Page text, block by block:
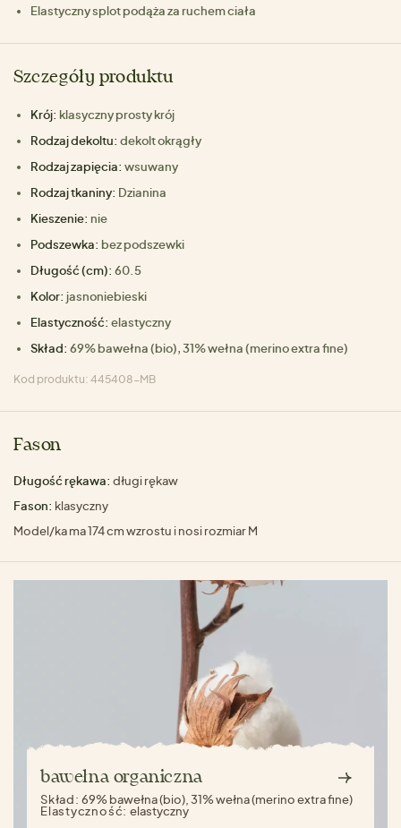
Elastyczny splot podąża za ruchem ciała
Szczegóły produktu
Krój: klasyczny prosty krój
Rodzaj dekoltu: dekolt okrągły
Rodzaj zapięcia: wsuwany
Rodzaj tkaniny: Dzianina
Kieszenie: nie
Podszewka: bez podszewki
Długość (cm): 60.5
Kolor: jasnoniebieski
Elastyczność: elastyczny
Skład: 69% bawełna (bio), 31% wełna (merino extra fine)
Kod produktu: 445408-MB
Fason
Długość rękawa: długi rękaw
Fason: klasyczny
Model/ka ma 174 cm wzrostu i nosi rozmiar M
bawełna organiczna
Skład:69% bawełna (bio), 31% wełna (merino extra fine)
Elastyczność: elastyczny